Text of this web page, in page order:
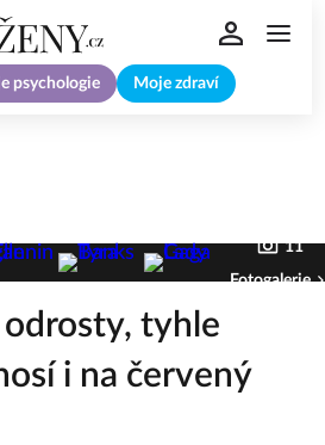
psychologie Moje zdraví
11
Fotogalerie
tyhle
i na červený